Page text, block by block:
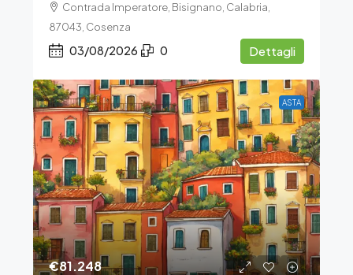
Contrada Imperatore, Bisignano, Calabria,
87043, Cosenza
03/08/2026 0 Dettagli
ASTA
€81.248